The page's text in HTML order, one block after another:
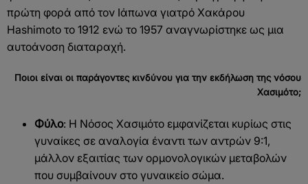
πρώτη φορά από τον Ιάπωνα γιατρό Χακάρου
Hashimoto το 1912 ενώ το 1957 αναγνωρίστηκε ως μια
αυτοάνοση διαταραχή.
Ποιοι είναι οι παράγοντες κινδύνου για την εκδήλωση της νόσου
Χασιμότο;
Φύλο: Η Νόσος Χασιμότο εμφανίζεται κυρίως στις
γυναίκες σε αναλογία έναντι των αντρών 9:1,
μάλλον εξαιτίας των ορμονολογικών μεταβολών
που συμβαίνουν στο γυναικείο σώμα.